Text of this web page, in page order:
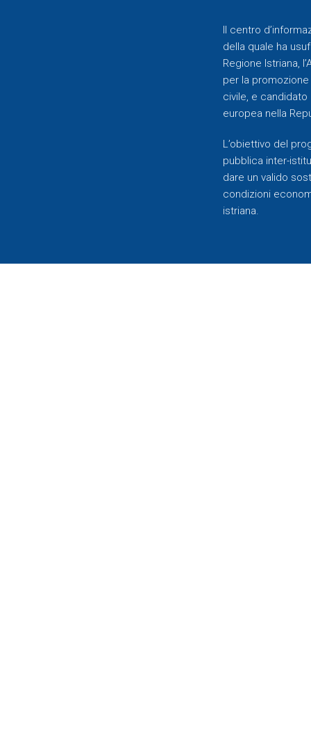
Il centro
della quale ha
Regione Istriana,
per la
civile, e candidato
europea nella
L’obiettivo del
pubblica inter-
dare un valido
condizioni
istriana.